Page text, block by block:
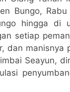
Bungo,
hingga di
setiap
dan manisnya
Seayun,